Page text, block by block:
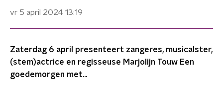
vr 5 april 2024 13:19
Zaterdag 6 april presenteert zangeres, musicalster,
(stem)actrice en regisseuse Marjolijn Touw Een
goedemorgen met...